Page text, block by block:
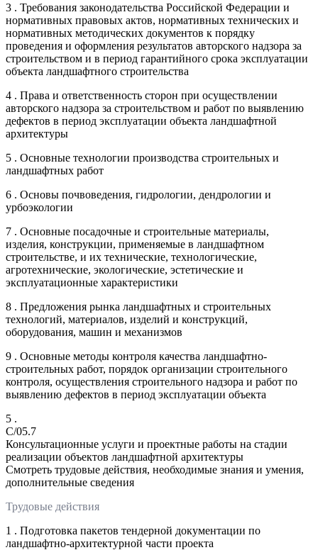
3 . Требования законодательства Российской Федерации и
нормативных правовых актов, нормативных технических и
нормативных методических документов к порядку
проведения и оформления результатов авторского надзора за
строительством и в период гарантийного срока эксплуатации
объекта ландшафтного строительства
4 . Права и ответственность сторон при осуществлении
авторского надзора за строительством и работ по выявлению
дефектов в период эксплуатации объекта ландшафтной
архитектуры
5 . Основные технологии производства строительных и
ландшафтных работ
6 . Основы почвоведения, гидрологии, дендрологии и
урбоэкологии
7 . Основные посадочные и строительные материалы,
изделия, конструкции, применяемые в ландшафтном
строительстве, и их технические, технологические,
агротехнические, экологические, эстетические и
эксплуатационные характеристики
8 . Предложения рынка ландшафтных и строительных
технологий, материалов, изделий и конструкций,
оборудования, машин и механизмов
9 . Основные методы контроля качества ландшафтно-
строительных работ, порядок организации строительного
контроля, осуществления строительного надзора и работ по
выявлению дефектов в период эксплуатации объекта
5 .
C/05.7
Консультационные услуги и проектные работы на стадии
реализации объектов ландшафтной архитектуры
Смотреть трудовые действия, необходимые знания и умения,
дополнительные сведения
Трудовые действия
1 . Подготовка пакетов тендерной документации по
ландшафтно-архитектурной части проекта